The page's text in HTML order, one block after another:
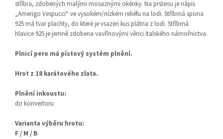
stříbra, zdobených malými mosaznými okénky. Na prstenu je nápis
„Amerigo Vespucci“ ve vysokém/nízkém reliéfu na lodi. Stříbrná spona
925 má tvar plachty, do které je vsazen kus plátna z lodi. Stříbrná
hlavice 925 je jemně zdobena vavřínovými věnci italského námořnictva.
Plnicí pero má pístový systém plnění.
Hrot z 18 karátového zlata.
Plnění inkoustu:
do konvertoru
Varianta výběru hrotu:
F / M / B